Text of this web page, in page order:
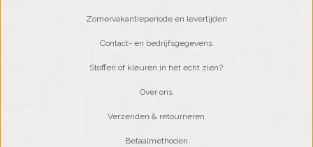
Zomervakantieperiode en levertijden
Contact- en bedrijfsgegevens
Stoffen of kleuren in het echt zien?
Over ons
Verzenden & retourneren
Betaalmethoden